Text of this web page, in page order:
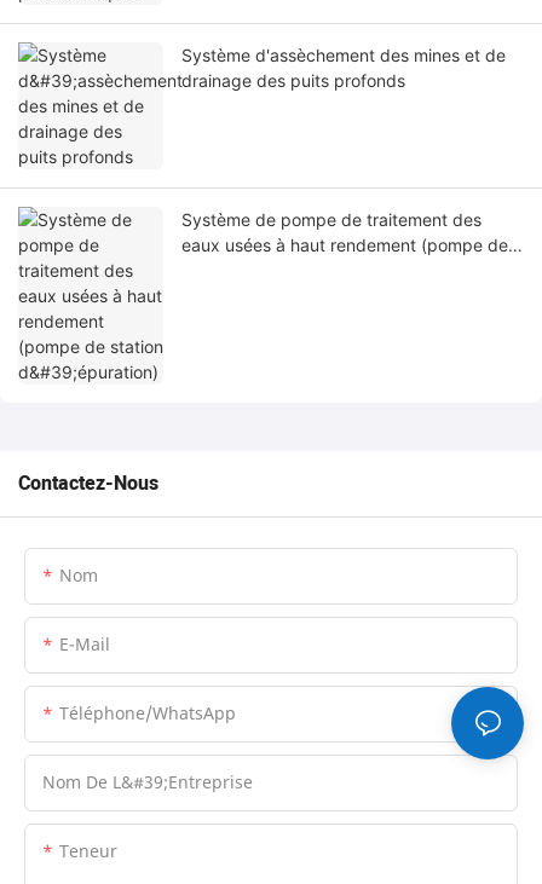
Système d'assèchement des mines et de
drainage des puits profonds
Système de pompe de traitement des
eaux usées à haut rendement (pompe de
Contactez-Nous
Nom
E-Mail
Téléphone/WhatsApp
Nom De L&#39;entreprise
Teneur